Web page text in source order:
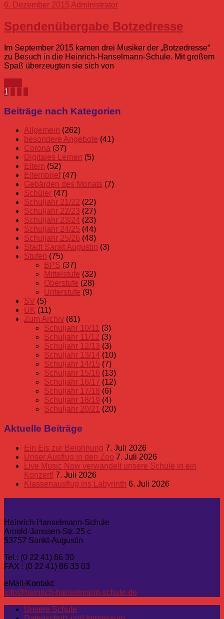
6. Dezember 2015 Administrator
Spendenübergabe Botzedresse
Im September 2015 kamen drei Musiker der „Botzedresse“
zu Besuch in die Heinrich-Hanselmann-Schule. Mit großem
Spaß überzeugten sie sich von
Seitennummerierung
der
1
Beiträge nach Kategorien
Allgemein (262)
besondere Angebote (41)
Corona (37)
Digitales Lernen (5)
Eltern (52)
Elternbrief(47)
Gebärden des Monats (7)
Schüler (47)
Schuljahr 21/22 (22)
Schuljahr 22/23 (27)
Schuljahr 23/24 (23)
Schuljahr 24/25 (44)
Schuljahr 25/26 (48)
Stadt Sankt Augustin (3)
Stufen (75)
BPS (37)
Mittelstufe (32)
Oberstufe (28)
Unterstufe (9)
SV (5)
UK (11)
Zum Archiv (81)
Schuljahr 10/11 (3)
Schuljahr 11/12 (3)
Schuljahr 12/13 (3)
Schuljahr 13/14 (10)
Schuljahr 14/15 (7)
Schuljahr 15/16 (13)
Schuljahr 16/17 (12)
Schuljahr 17/18 (6)
Schuljahr 18/19 (4)
Schuljahr 20/21 (20)
Aktuelle Beiträge
Ein Eis zur Belohnung 7. Juli 2026
Unser Ausflug in den Zoo 7. Juli 2026
Live Music Now verwandelt unsere Schule in ein
Konzert! 7. Juli 2026
Klassenausflug ins Labyrinth 6. Juli 2026
Heinrich-Hanselmann-Schule
Arnold-Janssen-Str. 25 c
53757 Sankt-Augustin
Tel.: (0 22 41) 86 30
FAX : (0 22 41) 86 33 03
eMail-Kontakt:
info@heinrich-hanselmann-schule.de
Unsere Schule